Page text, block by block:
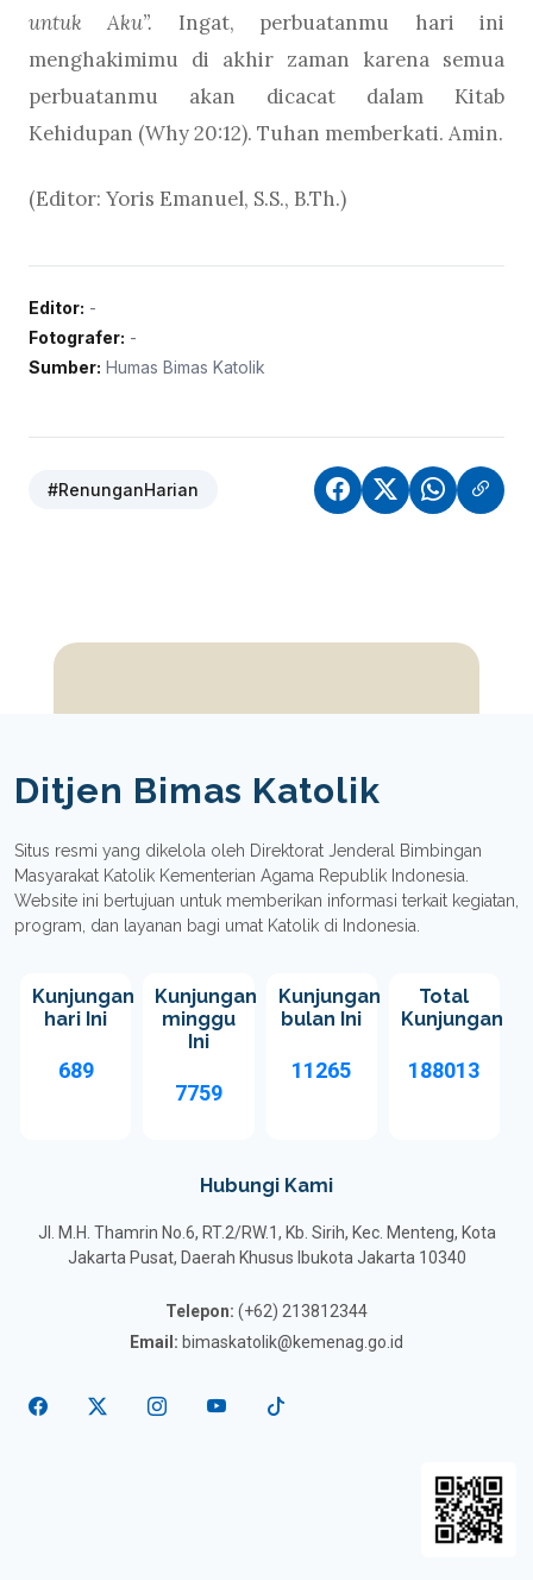
untuk Aku”. Ingat, perbuatanmu hari ini
menghakimimu di akhir zaman karena semua
perbuatanmu akan dicacat dalam Kitab
Kehidupan (Why 20:12). Tuhan memberkati. Amin.
(Editor: Yoris Emanuel, S.S., B.Th.)
Editor: -
Fotografer: -
Sumber: Humas Bimas Katolik
#RenunganHarian
Ditjen Bimas Katolik
Situs resmi yang dikelola oleh Direktorat Jenderal Bimbingan
Masyarakat Katolik Kementerian Agama Republik Indonesia.
Website ini bertujuan untuk memberikan informasi terkait kegiatan,
program, dan layanan bagi umat Katolik di Indonesia.
Kunjungan
hari Ini
689
Kunjungan
minggu
Ini
7759
Kunjungan
bulan Ini
11265
Total
Kunjungan
188013
Hubungi Kami
Jl. M.H. Thamrin No.6, RT.2/RW.1, Kb. Sirih, Kec. Menteng, Kota
Jakarta Pusat, Daerah Khusus Ibukota Jakarta 10340
Telepon: (+62) 213812344
Email: bimaskatolik@kemenag.go.id